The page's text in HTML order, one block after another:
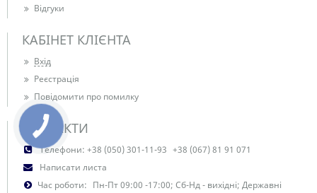
Відгуки
КАБІНЕТ КЛІЄНТА
Вхід
Реєстрація
Повідомити про помилку
КОНТАКТИ
Телефони: +38 (050) 301-11-93 +38 (067) 81 91 071
Написати листа
Час роботи: Пн-Пт 09:00 -17:00; Сб-Нд - вихідні; Державні